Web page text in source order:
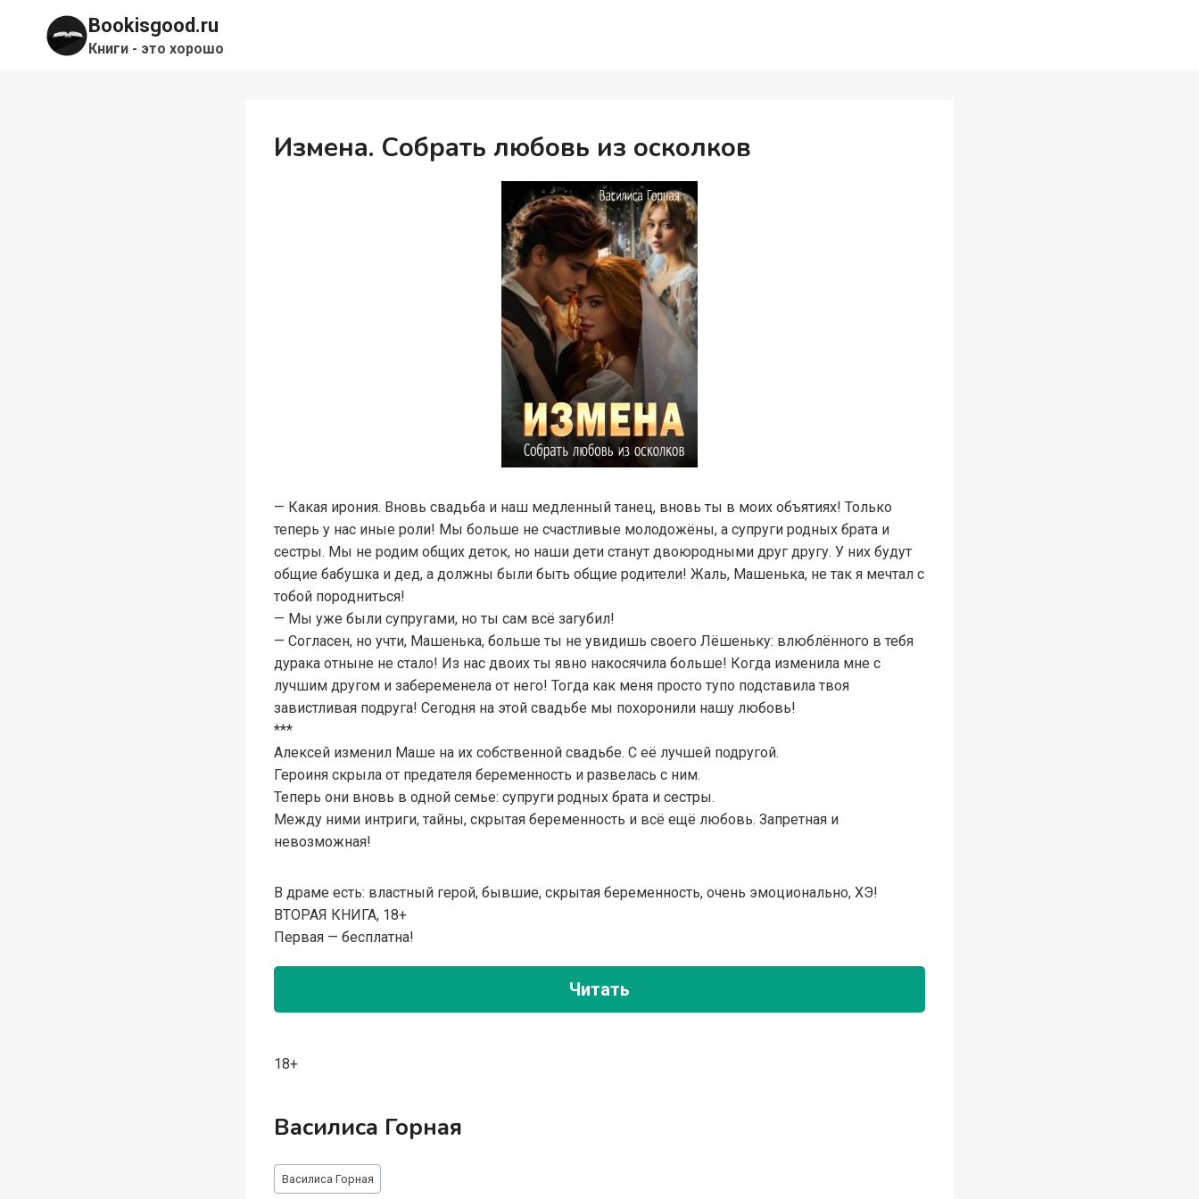
содержимому
Bookisgood.ru
Книги - это хорошо
Измена. Собрать любовь из осколков
— Какая ирония. Вновь свадьба и наш медленный танец, вновь ты в моих объятиях! Только
теперь у нас иные роли! Мы больше не счастливые молодожёны, а супруги родных брата и
сестры. Мы не родим общих деток, но наши дети станут двоюродными друг другу. У них будут
общие бабушка и дед, а должны были быть общие родители! Жаль, Машенька, не так я мечтал с
тобой породниться!
— Мы уже были супругами, но ты сам всё загубил!
— Согласен, но учти, Машенька, больше ты не увидишь своего Лёшеньку: влюблённого в тебя
дурака отныне не стало! Из нас двоих ты явно накосячила больше! Когда изменила мне с
лучшим другом и забеременела от него! Тогда как меня просто тупо подставила твоя
завистливая подруга! Сегодня на этой свадьбе мы похоронили нашу любовь!
***
Алексей изменил Маше на их собственной свадьбе. С её лучшей подругой.
Героиня скрыла от предателя беременность и развелась с ним.
Теперь они вновь в одной семье: супруги родных брата и сестры.
Между ними интриги, тайны, скрытая беременность и всё ещё любовь. Запретная и
невозможная!
В драме есть: властный герой, бывшие, скрытая беременность, очень эмоционально, ХЭ!
ВТОРАЯ КНИГА, 18+
Первая — бесплатна!
Читать
18+
Василиса Горная
Метки
записи:
Василиса Горная